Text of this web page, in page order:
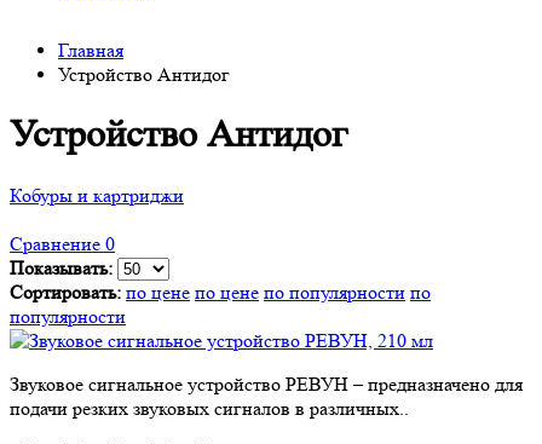
Главная
Устройство Антидог
Устройство Антидог
Кобуры и картриджи
Сравнение 0
Показывать:
Сортировать: по цене по цене по популярности по
популярности
Звуковое сигнальное устройство РЕВУН – предназначено для
подачи резких звуковых сигналов в различных..